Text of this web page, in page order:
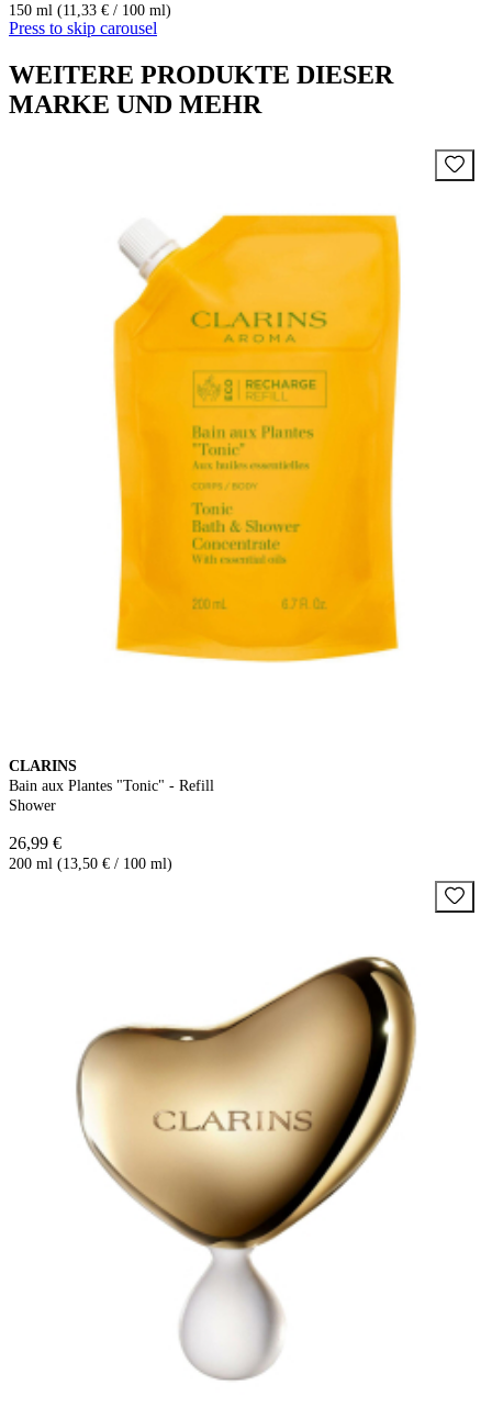
150 ml (11,33 € / 100 ml)
Press to skip carousel
WEITERE PRODUKTE DIESER
MARKE UND MEHR
CLARINS
Bain aux Plantes "Tonic" - Refill
Shower
26,99 €
200 ml (13,50 € / 100 ml)